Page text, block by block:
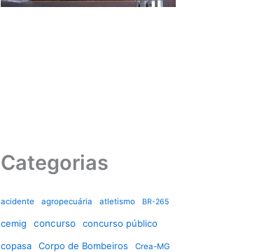
Categorias
acidente agropecuária atletismo BR-265
cemig concurso
concurso público
copasa
Corpo de Bombeiros Crea-MG